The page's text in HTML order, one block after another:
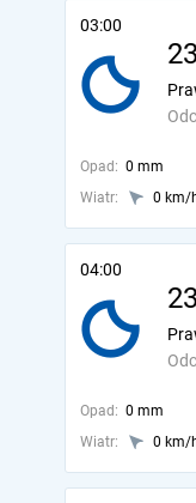
03:00
Opad: 0 mm
Wiatr:
0 km/
04:00
Opad: 0 mm
Wiatr:
0 km/